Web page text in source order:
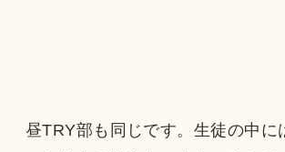
昼TRY部も同じです。生徒の中に